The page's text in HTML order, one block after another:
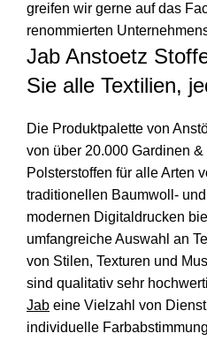
greifen wir gerne auf das
renommierten
Jab Anstoetz
Sie alle Textilien,
Die Produktpalette von
von über 20.000 Gardinen
Polsterstoffen für alle Arten
traditionellen Baumwoll-
modernen Digitaldrucken
umfangreiche Auswahl an
von Stilen, Texturen und
sind qualitativ sehr
Jab eine Vielzahl von
individuelle